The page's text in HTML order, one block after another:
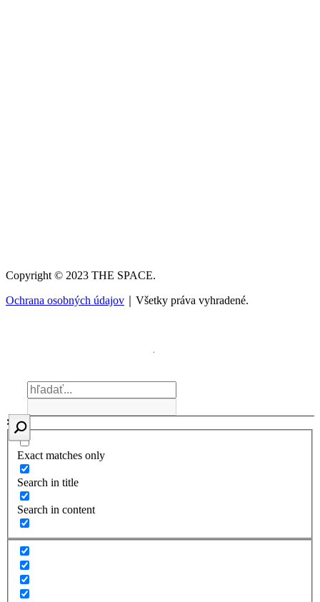
Copyright © 2023 THE SPACE.
Ochrana osobných údajov ｜Všetky práva vyhradené.
Exact matches only
Search in title
Search in content